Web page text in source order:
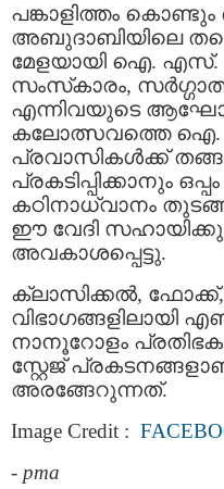
പങ്കാളിത്തം
അബുദാബിയിലെ
മേളയായി ഐ. എസ്.
സംസ്‌കാരം,
എന്നിവയുടെ
കലോത്സവത്തെ ഐ.
പ്രവാസികൾക്ക്
പ്രകടിപ്പിക്കാനും
കഠിനാധ്വാനം
ഈ വേദി
അവകാശപ്പെട്ടു.
ക്ലാസിക്കൽ, ഫോക്ക്,
വിഭാഗങ്ങളിലായി
നാനൂറോളം
സ്റ്റേജ്
അരങ്ങേറുന്നത്.
Image Credit :
- pma